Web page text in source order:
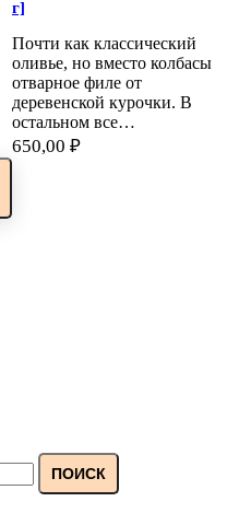
г]
Почти как классический
оливье, но вместо колбасы
отварное филе от
деревенской курочки. В
остальном все…
650,00 ₽
ПОИСК